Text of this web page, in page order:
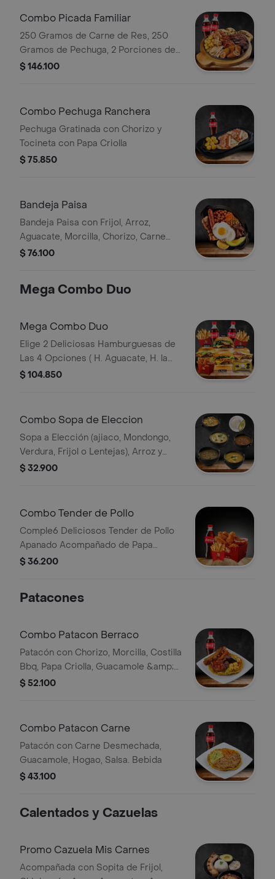
Combo Picada Familiar
250 Gramos de Carne de Res, 250
Gramos de Pechuga, 2 Porciones de
Costilla Bbq, Chicharrón, Chorizo,
$ 146.100
Combo Pechuga Ranchera
Pechuga Gratinada con Chorizo y
Tocineta con Papa Criolla
$ 75.850
Bandeja Paisa
Bandeja Paisa con Frijol, Arroz,
Aguacate, Morcilla, Chorizo, Carne
Molida, Huevo, Chicharrón Porcion y
$ 76.100
Mega Combo Duo
Mega Combo Duo
Elige 2 Deliciosas Hamburguesas de
Las 4 Opciones ( H. Aguacate, H. la
Nuestra, H. Colombiana y H. Piedro)
Papas, 2 Bebidas, 6 Tender de Pollo y
1 Paquete de Trufas
$ 104.850
Combo Sopa de Eleccion
Sopa a Elección (ajiaco, Mondongo,
Verdura, Frijol o Lentejas), Arroz y
Aguacate
$ 32.900
Combo Tender de Pollo
Comple6 Deliciosos Tender de Pollo
Apanado Acompañado de Papa
Francesa Bebida
$ 36.200
Patacones
Combo Patacon Berraco
Patacón con Chorizo, Morcilla, Costilla
Bbq, Papa Criolla, Guacamole &amp;
Hogao Bebida
$ 52.100
Combo Patacon Carne
Patacón con Carne Desmechada,
Guacamole, Hogao, Salsa. Bebida
$ 43.100
Calentados y Cazuelas
Promo Cazuela Mis Carnes
Acompañada con Sopita de Frijol,